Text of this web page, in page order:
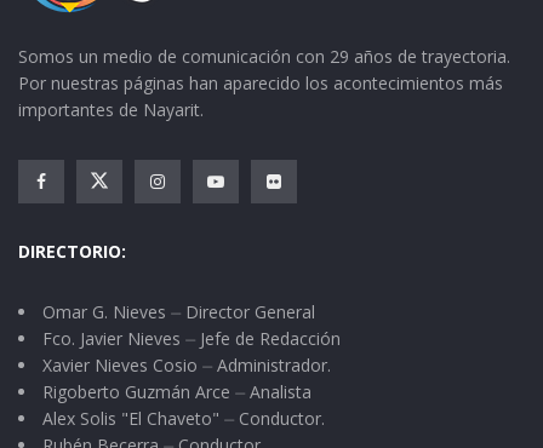
Somos un medio de comunicación con 29 años de trayectoria.
Por nuestras páginas han aparecido los acontecimientos más
importantes de Nayarit.
DIRECTORIO:
Omar G. Nieves ⏤ Director General
Fco. Javier Nieves ⏤ Jefe de Redacción
Xavier Nieves Cosio ⏤ Administrador.
Rigoberto Guzmán Arce ⏤ Analista
Alex Solis "El Chaveto" ⏤ Conductor.